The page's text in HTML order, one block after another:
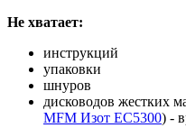
Не хватает:
инструкций
упаковки
шнуров
дисководов жестких
MFM Изот ЕС5300) -